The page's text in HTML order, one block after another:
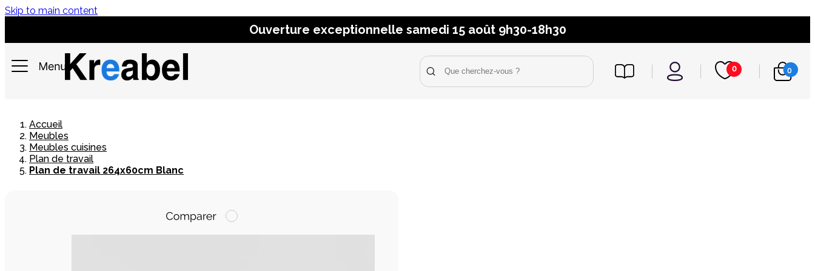
Skip to main content
Ouverture exceptionnelle samedi 15 août 9h30-18h30
0 0
Accueil
Meubles
Meubles cuisines
Plan de travail
Plan de travail 264x60cm Blanc